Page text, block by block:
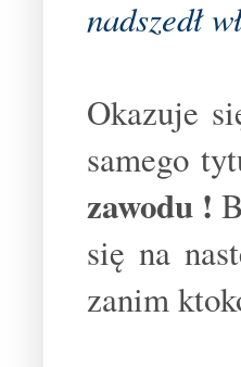
nadszedł
Okazuje
samego
zawodu !
się na
zanim